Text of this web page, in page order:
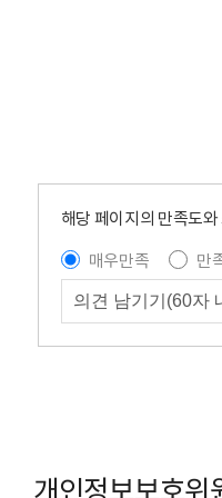
해당 페이지의 만족도
매우만족
만